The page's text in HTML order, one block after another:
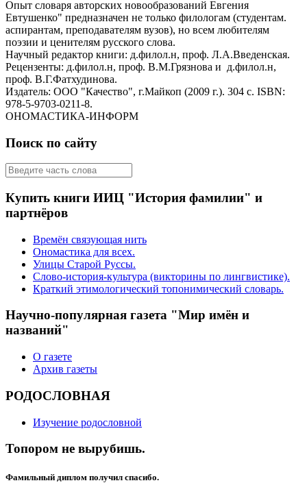
Опыт словаря авторских новообразований Евгения
Евтушенко" предназначен не только филологам (студентам.
аспирантам, преподавателям вузов), но всем любителям
поэзии и ценителям русского слова.
Научный редактор книги: д.филол.н, проф. Л.А.Введенская.
Рецензенты: д.филол.н, проф. В.М.Грязнова и д.филол.н,
проф. В.Г.Фатхудинова.
Издатель: ООО "Качество", г.Майкоп (2009 г.). 304 с. ISBN:
978-5-9703-0211-8.
ОНОМАСТИКА-ИНФОРМ
Поиск по сайту
Купить книги ИИЦ "История фамилии" и
партнёров
Времён связующая нить
Ономастика для всех.
Улицы Старой Руссы.
Слово-история-культура (викторины по лингвистике).
Краткий этимологический топонимический словарь.
Научно-популярная газета "Мир имён и
названий"
О газете
Архив газеты
РОДОСЛОВНАЯ
Изучение родословной
Топором не вырубишь.
Фамильный диплом получил спасибо.